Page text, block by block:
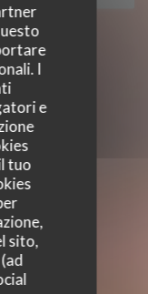
I
e
tuo
sito,